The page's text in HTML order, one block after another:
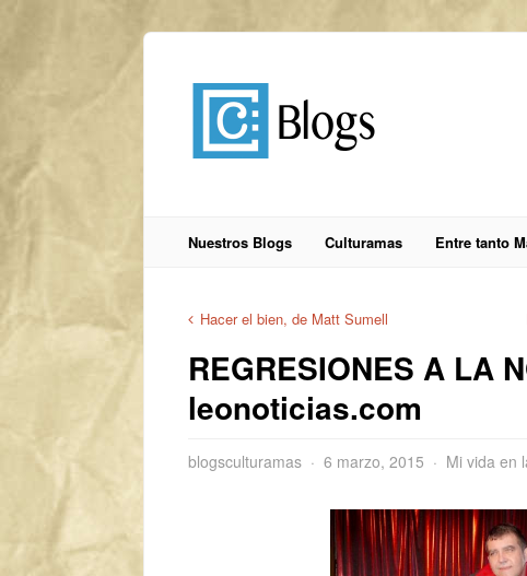
Nuestros Blogs Culturamas Entre tanto
Hacer el bien, de Matt Sumell
REGRESIONES A LA
leonoticias.com
blogsculturamas 6 marzo, 2015 Mi vida en